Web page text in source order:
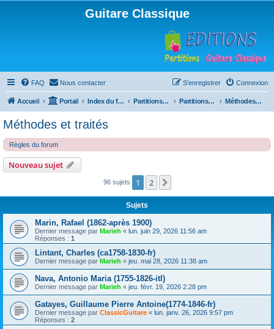
Guitare Classique
FAQ Nous contacter Connexion
S’enregistrer
Accueil Portail Index du forum Partitions pour guitare en libre téléchargement Partitions classées par compositeur Méthodes et traités
Méthodes et traités
Règles du forum
Nouveau sujet
96 sujets 1 2
Sujets
Marin, Rafael (1862-après 1900)
Dernier message par Marieh « lun. juin 29, 2026 11:56 am
Réponses : 1
Lintant, Charles (ca1758-1830-fr)
Dernier message par Marieh « jeu. mai 28, 2026 11:38 am
Nava, Antonio Maria (1755-1826-itl)
Dernier message par Marieh « jeu. févr. 19, 2026 2:28 pm
Gatayes, Guillaume Pierre Antoine(1774-1846-fr)
Dernier message par ClassicGuitare « lun. janv. 26, 2026 9:57 pm
Réponses : 2